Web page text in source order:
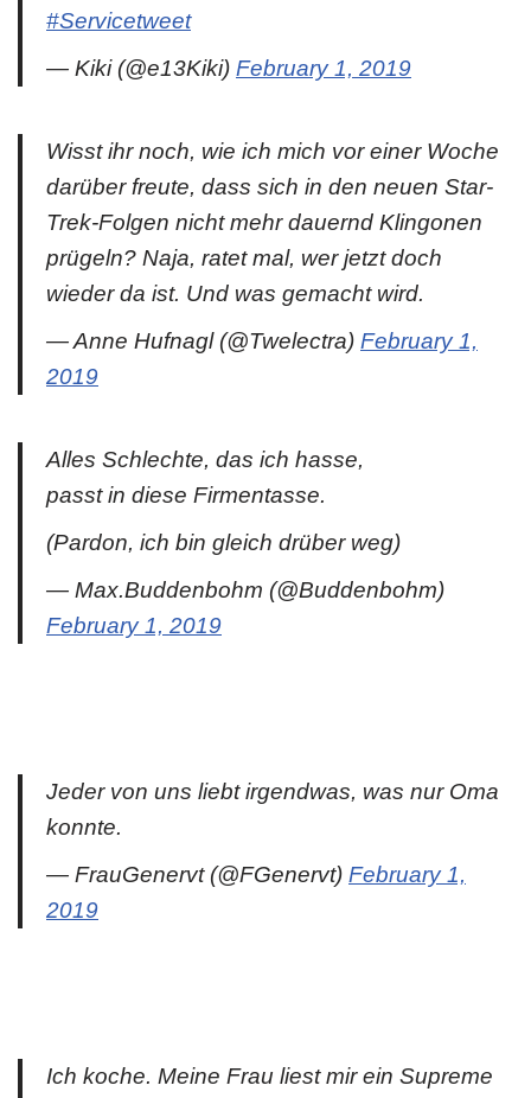
#Servicetweet
— Kiki (@e13Kiki) February 1, 2019
Wisst ihr noch, wie ich mich vor einer Woche
darüber freute, dass sich in den neuen Star-
Trek-Folgen nicht mehr dauernd Klingonen
prügeln? Naja, ratet mal, wer jetzt doch
wieder da ist. Und was gemacht wird.
— Anne Hufnagl (@Twelectra) February 1,
2019
Alles Schlechte, das ich hasse,
passt in diese Firmentasse.
(Pardon, ich bin gleich drüber weg)
— Max.Buddenbohm (@Buddenbohm)
February 1, 2019
Jeder von uns liebt irgendwas, was nur Oma
konnte.
— FrauGenervt (@FGenervt) February 1,
2019
Ich koche. Meine Frau liest mir ein Supreme